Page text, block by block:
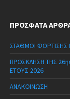
ΠΡΌΣΦΑΤΑ
ΣΤΑΘΜΟΙ ΦΟΡΤΙΣΗΣ
ΠΡΟΣΚΛΗΣΗ ΤΗΣ
ΕΤΟΥΣ 2026
ΑΝΑΚΟΙΝΩΣΗ